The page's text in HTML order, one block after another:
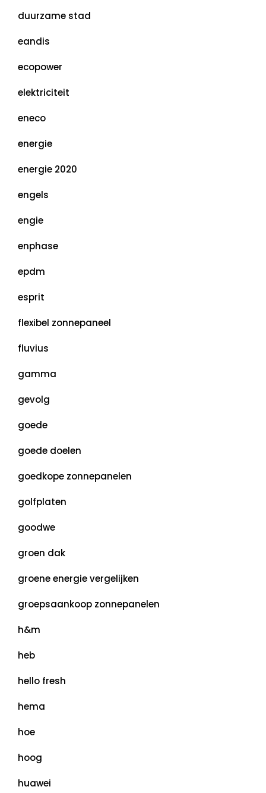
duurzame stad
eandis
ecopower
elektriciteit
eneco
energie
energie 2020
engels
engie
enphase
epdm
esprit
flexibel zonnepaneel
fluvius
gamma
gevolg
goede
goede doelen
goedkope zonnepanelen
golfplaten
goodwe
groen dak
groene energie vergelijken
groepsaankoop zonnepanelen
h&m
heb
hello fresh
hema
hoe
hoog
huawei